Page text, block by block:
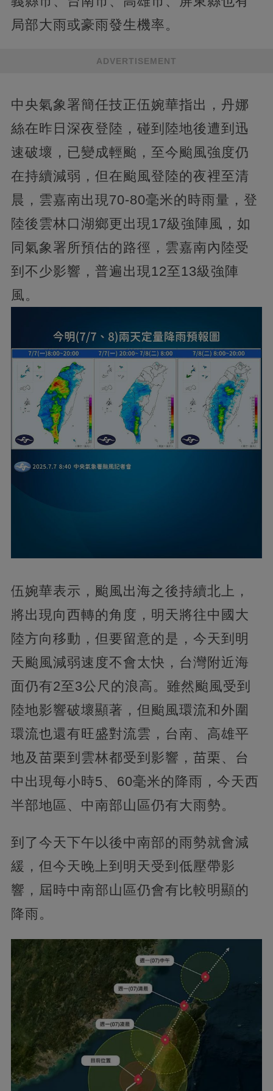
局部大雨或豪雨發生機率。
ADVERTISEMENT
中央氣象署簡任技正伍婉華指出，丹娜
絲在昨日深夜登陸，碰到陸地後遭到迅
速破壞，已變成輕颱，至今颱風強度仍
在持續減弱，但在颱風登陸的夜裡至清
晨，雲嘉南出現70-80毫米的時雨量，登
陸後雲林口湖鄉更出現17級強陣風，如
同氣象署所預估的路徑，雲嘉南內陸受
到不少影響，普遍出現12至13級強陣
風。
伍婉華表示，颱風出海之後持續北上，
將出現向西轉的角度，明天將往中國大
陸方向移動，但要留意的是，今天到明
天颱風減弱速度不會太快，台灣附近海
面仍有2至3公尺的浪高。雖然颱風受到
陸地影響破壞顯著，但颱風環流和外圍
環流也還有旺盛對流雲，台南、高雄平
地及苗栗到雲林都受到影響，苗栗、台
中出現每小時5、60毫米的降雨，今天西
半部地區、中南部山區仍有大雨勢。
到了今天下午以後中南部的雨勢就會減
緩，但今天晚上到明天受到低壓帶影
響，屆時中南部山區仍會有比較明顯的
降雨。